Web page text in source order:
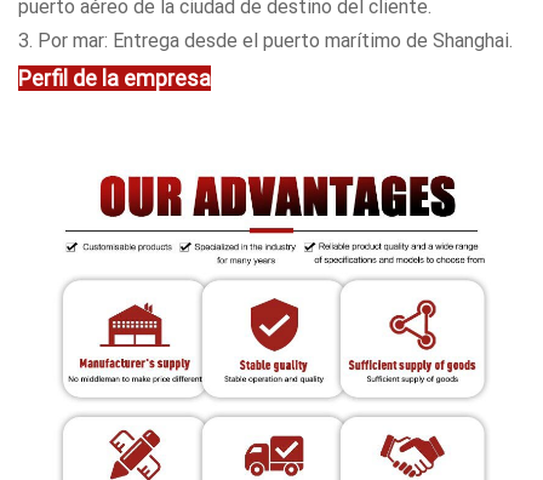
puerto aéreo de la ciudad de destino del cliente.
3. Por mar: Entrega desde el puerto marítimo de Shanghai.
Perfil de la empresa